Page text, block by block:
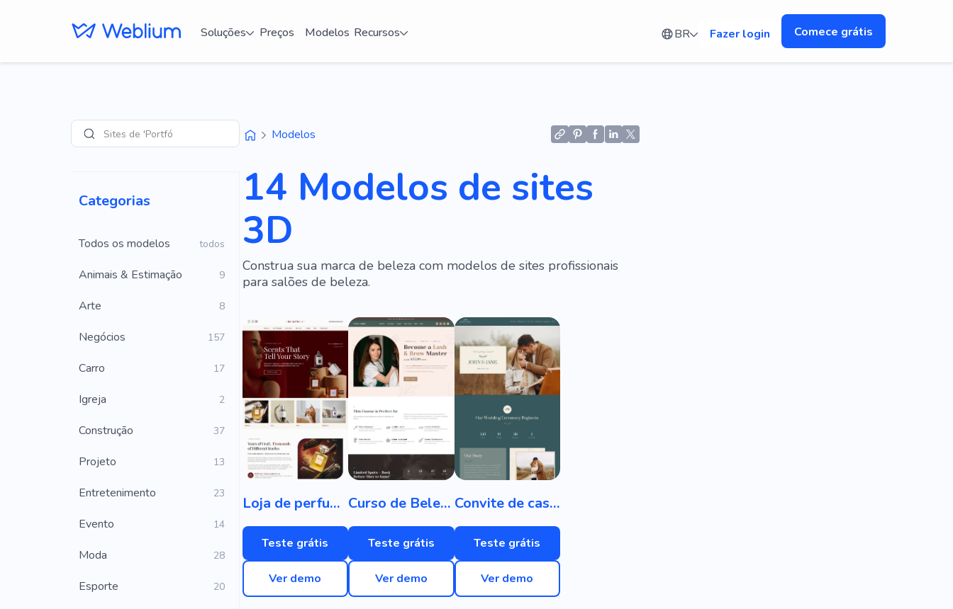
Soluções Preços Modelos Recursos BR Fazer login Comece grátis
Pesquisar
Sites de 'Portfólio'
Categorias
Todos os modelos todos
Animais & Estimação 9
Arte 8
Negócios 157
Carro 17
Igreja 2
Construção 37
Projeto 13
Entretenimento 23
Evento 14
Moda 28
Esporte 20
Modelos
14 Modelos de sites
3D
Construa sua marca de beleza com modelos de sites profissionais
para salões de beleza.
Loja de perfumes
Teste grátis
Ver demo
Curso de Beleza
Teste grátis
Ver demo
Convite de casamento
Teste grátis
Ver demo